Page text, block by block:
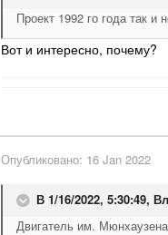
Проект 1992 го года так и
Вот и интересно, почему?
Опубликовано: 16 Jan 2022
В 1/16/2022, 5:30:49,
Двигатель им.